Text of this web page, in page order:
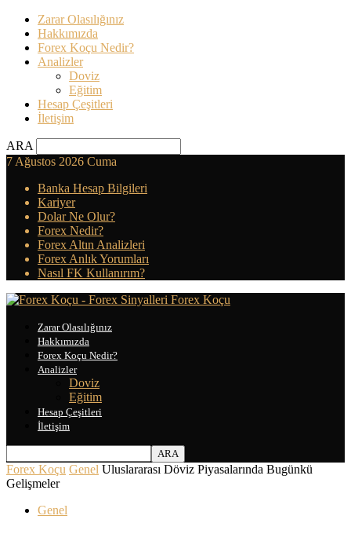
Zarar Olasılığınız
Hakkımızda
Forex Koçu Nedir?
Analizler
Doviz
Eğitim
Hesap Çeşitleri
İletişim
ARA
7 Ağustos 2026 Cuma
Banka Hesap Bilgileri
Kariyer
Dolar Ne Olur?
Forex Nedir?
Forex Altın Analizleri
Forex Anlık Yorumları
Nasıl FK Kullanırım?
Forex Koçu
Zarar Olasılığınız
Hakkımızda
Forex Koçu Nedir?
Analizler
Doviz
Eğitim
Hesap Çeşitleri
İletişim
Forex Koçu Genel Uluslararası Döviz Piyasalarında Bugünkü
Gelişmeler
Genel